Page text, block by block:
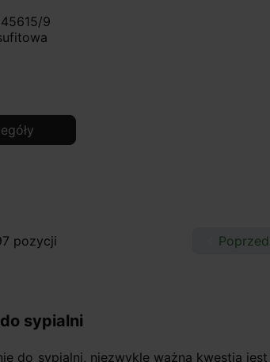
9
pozycji
sypialni
do sypialni, niezwykle ważną kwestią jest